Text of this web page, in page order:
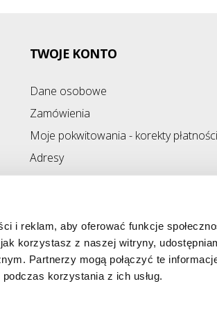
i reklam, aby oferować funkcje
korzystasz z naszej witryny,
Partnerzy mogą połączyć te
korzystania z ich usług.
TWOJE KONTO
Dane osobowe
Zamówienia
Moje pokwitowania - korekty płatności
Adresy
Kupony